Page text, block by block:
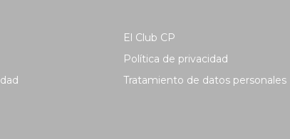
El Club CP
Política de privacidad
Tratamiento de datos personales